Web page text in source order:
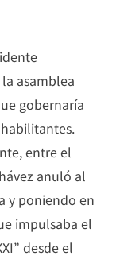
asamblea
gobernaría
entre el
anuló al
y poniendo en
impulsaba el
desde el